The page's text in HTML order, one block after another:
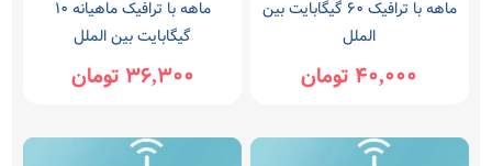
ماهه با ترافیک 60 گیگابایت بین
الملل
40,000 تومان
ماهه با ترافیک ماهیانه 10
گیگابایت بین الملل
36,300 تومان